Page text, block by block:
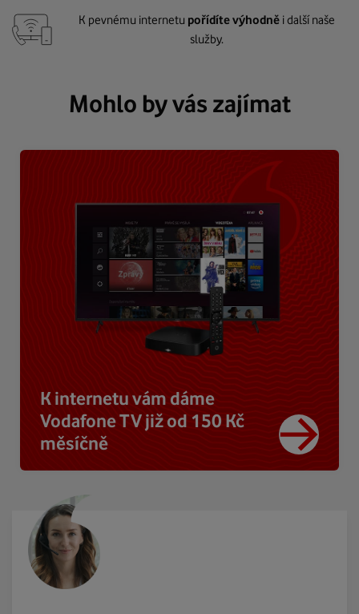
K pevnému internetu pořídíte výhodně i další naše
služby.
Mohlo by vás zajímat
K internetu vám dáme
Vodafone TV již od 150 Kč
měsíčně